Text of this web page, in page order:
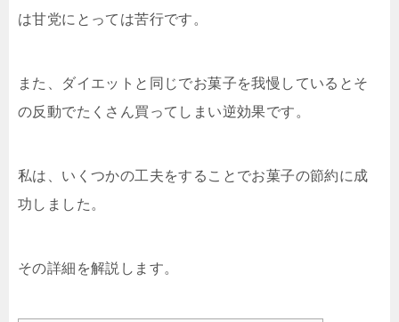
は甘党にとっては苦行です。
また、ダイエットと同じでお菓子を我慢しているとそ
の反動でたくさん買ってしまい逆効果です。
私は、いくつかの工夫をすることでお菓子の節約に成
功しました。
その詳細を解説します。